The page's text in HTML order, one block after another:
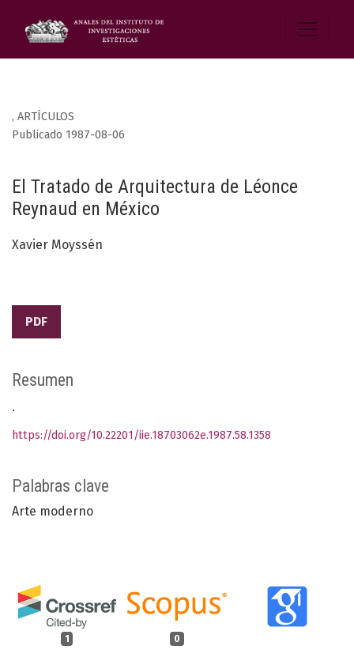
, ARTÍCULOS
El Tratado de Arquitectura de Léonce
Reynaud en México
Publicado 1987-08-06
Xavier Moyssén
PDF
Palabras clave
Arte moderno
1 0
Resumen
.
https://doi.org/10.22201/iie.18703062e.1987.58.1358